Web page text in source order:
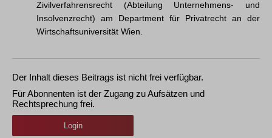
Zivilverfahrensrecht (Abteilung Unternehmens- und
Insolvenzrecht) am Department für Privatrecht an der
Wirtschaftsuniversität Wien.
Der Inhalt dieses Beitrags ist nicht frei verfügbar.
Für Abonnenten ist der Zugang zu Aufsätzen und
Rechtsprechung frei.
Login